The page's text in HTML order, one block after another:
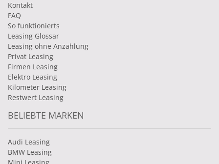
Kontakt
FAQ
So funktionierts
Leasing Glossar
Leasing ohne Anzahlung
Privat Leasing
Firmen Leasing
Elektro Leasing
Kilometer Leasing
Restwert Leasing
BELIEBTE MARKEN
Audi Leasing
BMW Leasing